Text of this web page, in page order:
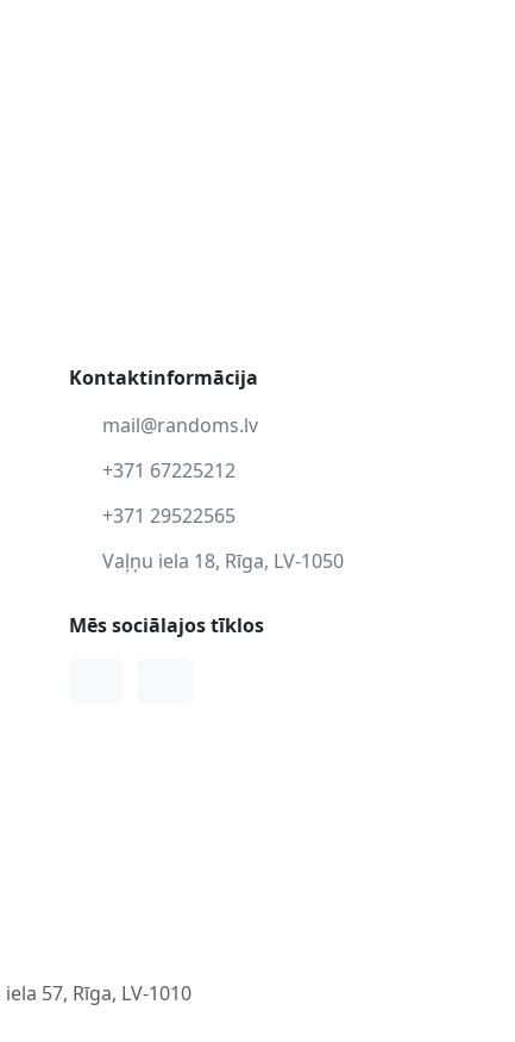
Kontaktinformācija
mail@randoms.lv
+371 67225212
+371 29522565
Vaļņu iela 18, Rīga, LV-1050
Mēs sociālajos tīklos
57, Rīga, LV-1010